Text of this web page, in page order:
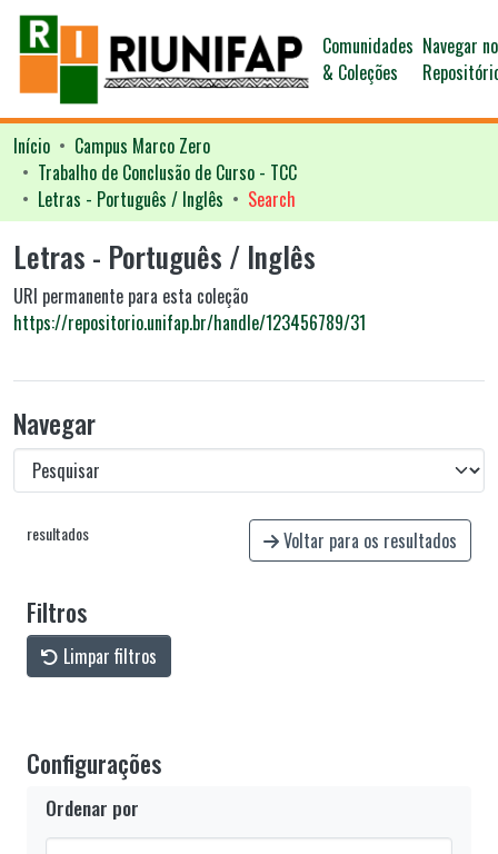
Comunidades
& Coleções
Navegar no
Início
Campus Marco Zero
Trabalho de Conclusão de Curso - TCC
Letras - Português / Inglês
Search
Letras - Português / Inglês
URI permanente para esta coleção
https://repositorio.unifap.br/handle/123456789/31
Navegar
resultados Voltar para os resultados
Filtros
Limpar filtros
Configurações
Ordenar por